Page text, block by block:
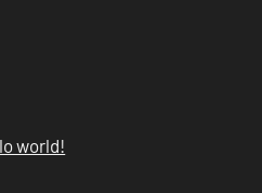
world!